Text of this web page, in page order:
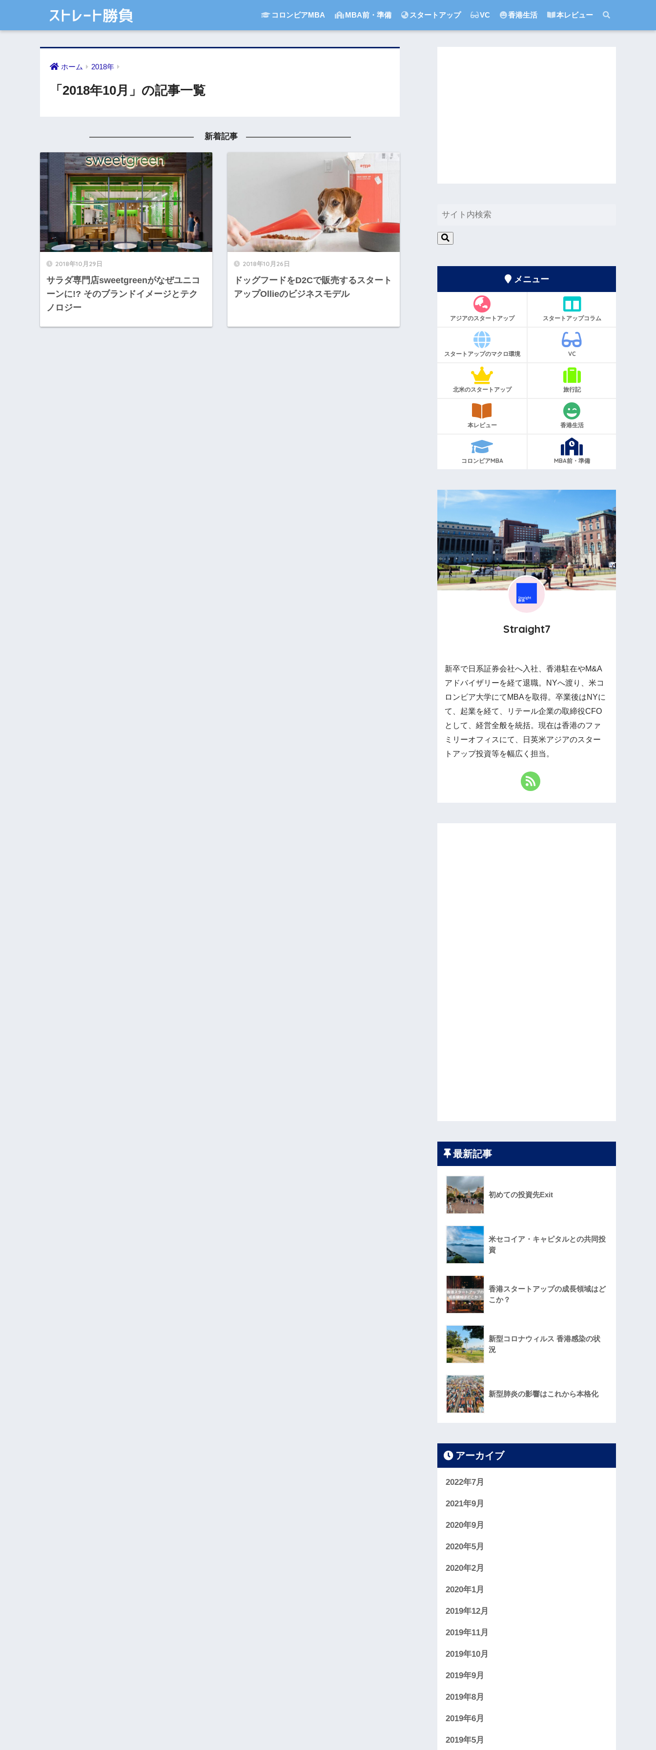
コロンビアMBA MBA前・準備 スタートアップ VC 香港生活 本レビュー
ホーム 2018年
「2018年10月」の記事一覧
新着記事
2018年10月29日
サラダ専門店sweetgreenがなぜユニコ
ーンに!? そのブランドイメージとテク
ノロジー
2018年10月26日
ドッグフードをD2Cで販売するスタート
アップOllieのビジネスモデル
メニュー
アジアのスタートアップ スタートアップコラム
スタートアップのマクロ環境 VC
北米のスタートアップ 旅行記
本レビュー 香港生活
コロンビアMBA MBA前・準備
Straight7
新卒で日系証券会社へ入社、香港駐在やM&A
アドバイザリーを経て退職。NYへ渡り、米コ
ロンビア大学にてMBAを取得。卒業後はNYに
て、起業を経て、リテール企業の取締役CFO
として、経営全般を統括。現在は香港のファ
ミリーオフィスにて、日英米アジアのスター
トアップ投資等を幅広く担当。
最新記事
初めての投資先Exit
米セコイア・キャピタルとの共同投
資
香港スタートアップの成長領域はど
こか？
新型コロナウィルス 香港感染の状
況
新型肺炎の影響はこれから本格化
アーカイブ
2022年7月
2021年9月
2020年9月
2020年5月
2020年2月
2020年1月
2019年12月
2019年11月
2019年10月
2019年9月
2019年8月
2019年6月
2019年5月